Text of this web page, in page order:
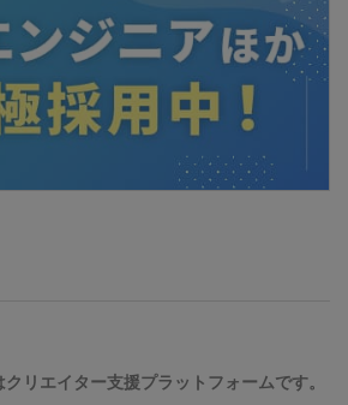
リエイター支援プラットフォームです。